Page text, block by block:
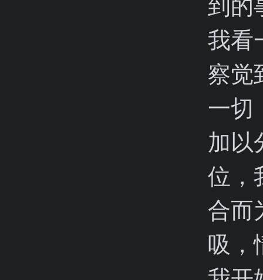
到的
我看
察觉
一切
加以
位，
合而
吸，